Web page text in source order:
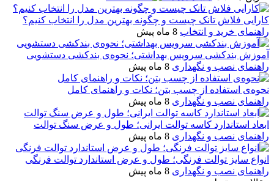
کارایی فلاش تانک چیست و چگونه بهترین مدل را انتخاب کنیم؟
راهنمای خرید و انتخاب 8 ماه پیش
آموزش بندکشی سرویس بهداشتی؛ نحوه‌ی بندکشی دستشویی
راهنمای نصب و نگهداری 8 ماه پیش
نحوه‌ی استفاده از چسب بتن؛ نکات و راهنمای کامل
راهنمای نصب و نگهداری 8 ماه پیش
ابعاد استاندارد کاسه توالت ایرانی؛ طول و عرض سنگ توالت
راهنمای نصب و نگهداری 8 ماه پیش
انواع سایز توالت فرنگی؛ طول و عرض استاندارد توالت فرنگی
راهنمای نصب و نگهداری 8 ماه پیش